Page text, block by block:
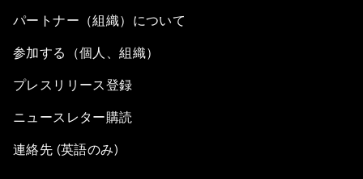
パートナー（組織）について
参加する（個人、組織）
プレスリリース登録
ニュースレター購読
連絡先 (英語のみ)